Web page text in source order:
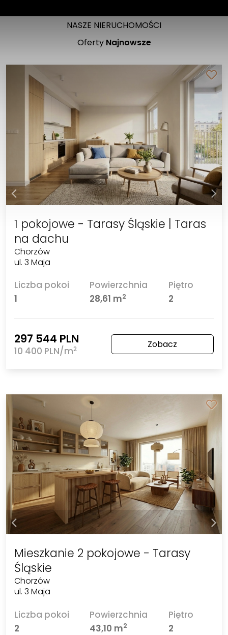
NASZE NIERUCHOMOŚCI
Oferty Najnowsze
1 pokojowe - Tarasy Śląskie | Taras
na dachu
Chorzów
ul. 3 Maja
Liczba pokoi
1
Powierzchnia
28,61 m2
Piętro
2
297 544 PLN
10 400 PLN/m2 Zobacz
Mieszkanie 2 pokojowe - Tarasy
Śląskie
Chorzów
ul. 3 Maja
Liczba pokoi
2
Powierzchnia
43,10 m2
Piętro
2